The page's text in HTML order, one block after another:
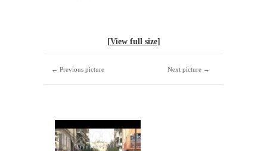
[View full size]
← Previous picture Next picture →